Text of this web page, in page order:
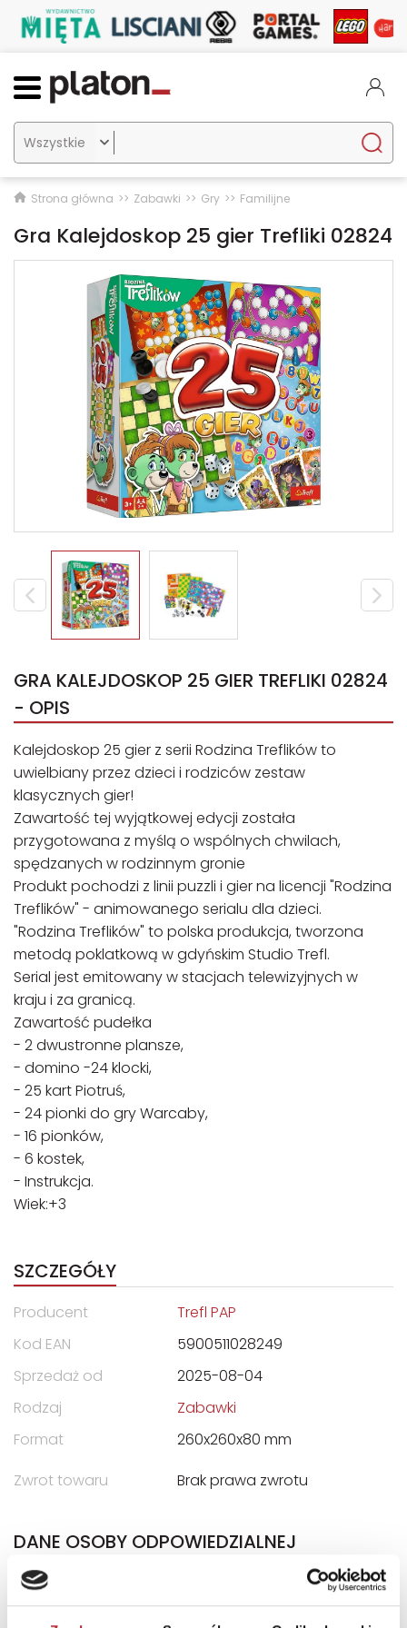

Strona główna Zabawki Gry Familijne
Gra Kalejdoskop 25 gier Trefliki 02824
GRA KALEJDOSKOP 25 GIER TREFLIKI 02824
- OPIS
Kalejdoskop 25 gier z serii Rodzina Treflików to
uwielbiany przez dzieci i rodziców zestaw
klasycznych gier!
Zawartość tej wyjątkowej edycji została
przygotowana z myślą o wspólnych chwilach,
spędzanych w rodzinnym gronie
Produkt pochodzi z linii puzzli i gier na licencji "Rodzina
Treflików" - animowanego serialu dla dzieci.
"Rodzina Treflików" to polska produkcja, tworzona
metodą poklatkową w gdyńskim Studio Trefl.
Serial jest emitowany w stacjach telewizyjnych w
kraju i za granicą.
Zawartość pudełka
- 2 dwustronne plansze,
- domino -24 klocki,
- 25 kart Piotruś,
- 24 pionki do gry Warcaby,
- 16 pionków,
- 6 kostek,
- Instrukcja.
Wiek:+3
SZCZEGÓŁY
Producent
Trefl PAP
Kod EAN
5900511028249
Sprzedaż od
2025-08-04
Rodzaj
Zabawki
Format
260x260x80 mm
Zwrot towaru
Brak prawa zwrotu
DANE OSOBY ODPOWIEDZIALNEJ
Nazwa